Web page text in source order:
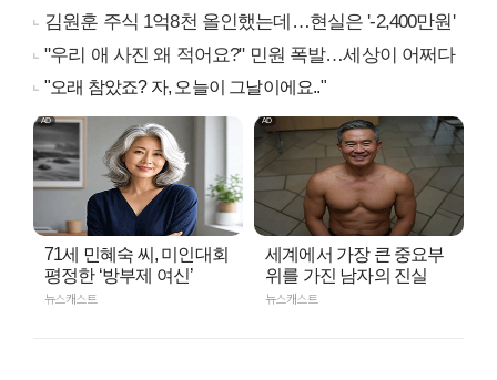
김원훈 주식 1억8천 올인했는데…현실은 '-2,400만원'
"우리 애 사진 왜 적어요?" 민원 폭발…세상이 어쩌다
"오래 참았죠? 자, 오늘이 그날이에요.."
71세 민혜숙 씨, 미인대회
평정한 ‘방부제 여신’
뉴스캐스트
세계에서 가장 큰 중요부
위를 가진 남자의 진실
뉴스캐스트